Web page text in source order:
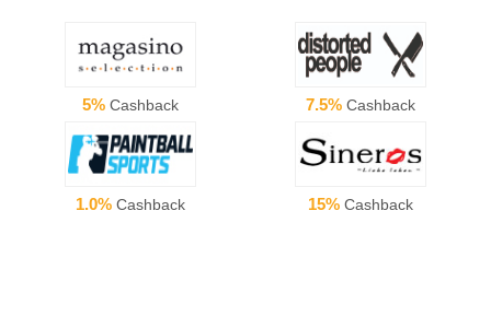
5% Cashback 7.5%Cashback
1.0% Cashback 15%Cashback